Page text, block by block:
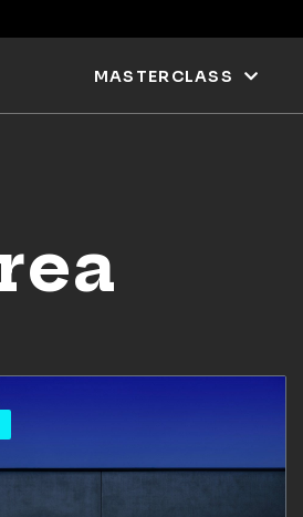
MASTERCLASS